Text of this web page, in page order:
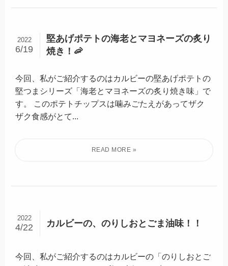
堅あげポテトの海老とマヨネーズの炙り
焼き！🦐
2022
6/19
今回、私がご紹介するのはカルビーの堅あげポテトの
堅つまシリーズ「海老とマヨネーズの炙り焼き味」で
す。 このポテトチップスは噛みごたえがあってザク
ザク食感がとて...
カルビーの、のりしおとごま油味！！
2022
4/22
今回、私がご紹介するのはカルビーの「のりしおとご